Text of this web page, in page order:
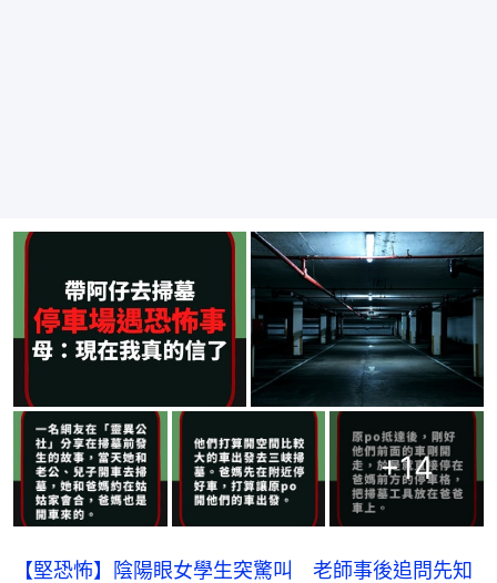
+14
【堅恐怖】陰陽眼女學生突驚叫 老師事後追問先知